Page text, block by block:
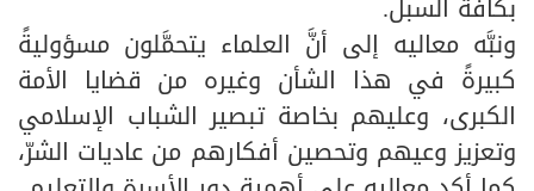
ونبَّه معاليه إلى أنَّ العلماء يتحمَّلون مسؤوليةً
كبيرةً في هذا الشأن وغيره من قضايا الأمة
الكبرى، وعليهم بخاصة تبصير الشباب الإسلامي
وتعزيز وعيهم وتحصين أفكارهم من عاديات الشرّ،